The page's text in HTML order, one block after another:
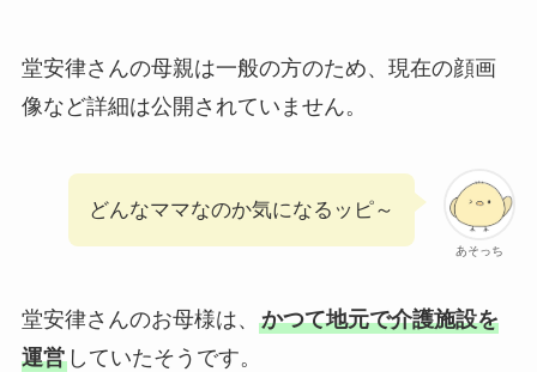
堂安律さんの母親は一般の方のため、現在の顔画
像など詳細は公開されていません。
あそっち
どんなママなのか気になるッピ～
堂安律さんのお母様は、 かつて地元で介護施設を
運営していたそうです。